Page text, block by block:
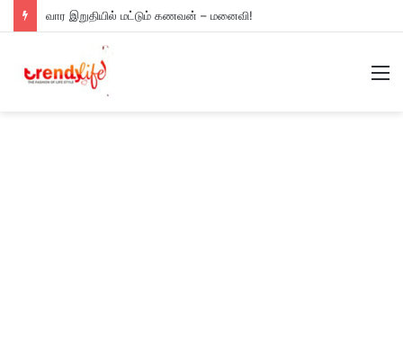
வார இறுதியில் மட்டும் கணவன் – மனைவி!